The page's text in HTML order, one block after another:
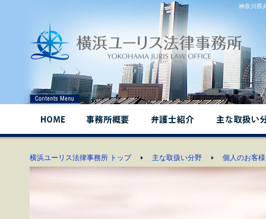
神奈川県
横浜ユーリス法律事務所 トップ 主な取扱い分野 個人のお客様